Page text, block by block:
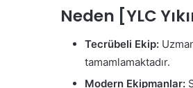
Neden [YLC
Tecrübeli Ekip:
tamamlamaktadır.
Modern Ekipmanlar: